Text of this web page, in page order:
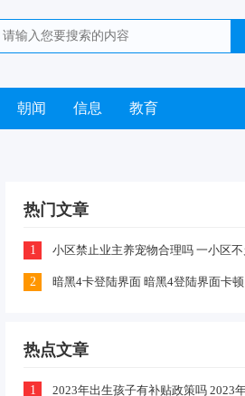
朝闻 信息 教育
热门文章
1
2 暗黑4卡登陆界面 暗黑4登陆界面卡顿
热点文章
1